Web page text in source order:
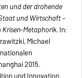
und der drohende
und Wirtschaft –
In:
Michael
2015.